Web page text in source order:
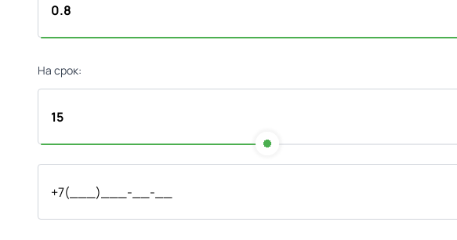
На срок: